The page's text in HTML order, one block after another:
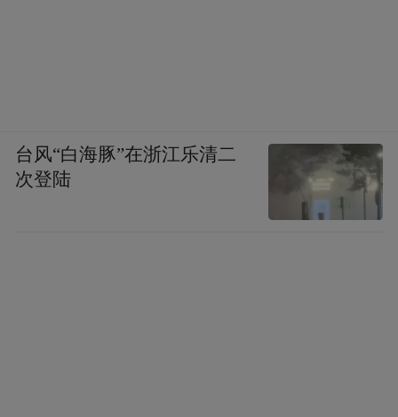
台风“白海豚”在浙江乐清二
次登陆